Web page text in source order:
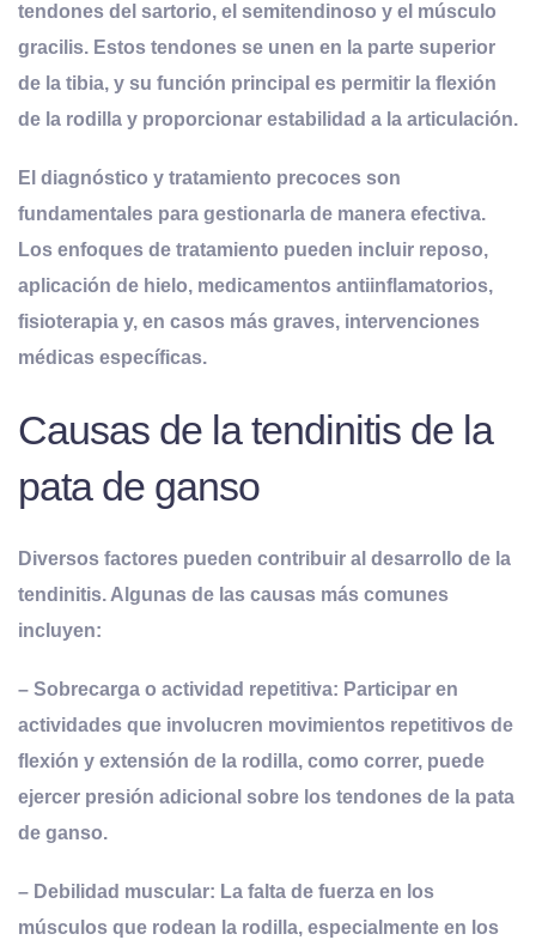
tendones del sartorio, el semitendinoso y el músculo
gracilis. Estos tendones se unen en la parte superior
de la tibia, y su función principal es permitir la flexión
de la rodilla y proporcionar estabilidad a la articulación.
El diagnóstico y tratamiento precoces son
fundamentales para gestionarla de manera efectiva.
Los enfoques de tratamiento pueden incluir reposo,
aplicación de hielo, medicamentos antiinflamatorios,
fisioterapia y, en casos más graves, intervenciones
médicas específicas.
Causas de la tendinitis de la
pata de ganso
Diversos factores pueden contribuir al desarrollo de la
tendinitis. Algunas de las causas más comunes
incluyen:
– Sobrecarga o actividad repetitiva: Participar en
actividades que involucren movimientos repetitivos de
flexión y extensión de la rodilla, como correr, puede
ejercer presión adicional sobre los tendones de la pata
de ganso.
– Debilidad muscular: La falta de fuerza en los
músculos que rodean la rodilla, especialmente en los